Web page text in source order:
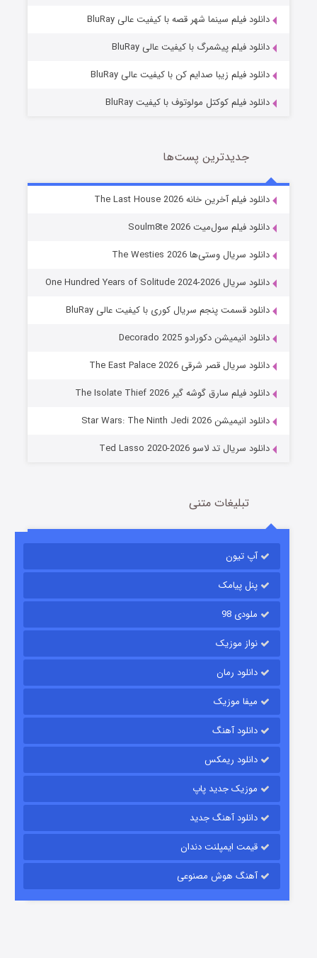
خاندان اژدها فصل ۳
جادوگری در مغولستان
قسمت14 (زیرنویس) منتشر شد
قسمت
دانلود فیلم سینما شهر قصه با کیفیت عالی BluRay
دانلود فیلم پیشمرگ با کیفیت عالی BluRay
دانلود فیلم زیبا صدایم کن با کیفیت عالی BluRay
دانلود فیلم کوکتل مولوتوف با کیفیت BluRay
جدیدترین پست‌ها
دانلود فیلم آخرین خانه The Last House 2026
دانلود فیلم سول‌میت Soulm8te 2026
دانلود سریال وستی‌ها The Westies 2026
دانلود سریال One Hundred Years of Solitude 2024-2026
دانلود قسمت پنجم سریال کوری با کیفیت عالی BluRay
دانلود انیمیشن دکورادو Decorado 2025
دانلود سریال قصر شرقی The East Palace 2026
دانلود فیلم سارق گوشه گیر The Isolate Thief 2026
دانلود انیمیشن Star Wars: The Ninth Jedi 2026
دانلود سریال تد لاسو Ted Lasso 2020-2026
تبلیغات متنی
آپ تیون
پنل پیامک
ملودی 98
نواز موزیک
دانلود رمان
میفا موزیک
دانلود آهنگ
دانلود ریمکس
موزیک جدید پاپ
دانلود آهنگ جدید
قیمت ایمپلنت دندان
آهنگ هوش مصنوعی